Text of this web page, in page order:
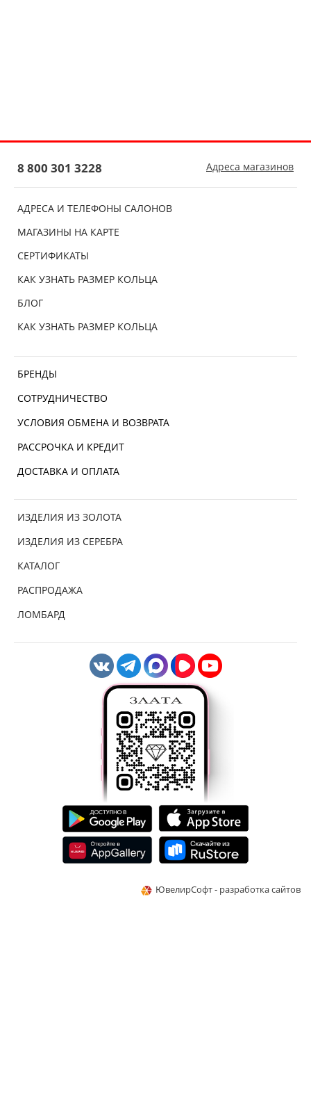
АДРЕСА И ТЕЛЕФОНЫ САЛОНОВ
МАГАЗИНЫ НА КАРТЕ
СЕРТИФИКАТЫ
КАК УЗНАТЬ РАЗМЕР КОЛЬЦА
БЛОГ
КАК УЗНАТЬ РАЗМЕР КОЛЬЦА
БРЕНДЫ
СОТРУДНИЧЕСТВО
УСЛОВИЯ ОБМЕНА И ВОЗВРАТА
РАССРОЧКА И КРЕДИТ
ДОСТАВКА И ОПЛАТА
ИЗДЕЛИЯ ИЗ ЗОЛОТА
ИЗДЕЛИЯ ИЗ СЕРЕБРА
КАТАЛОГ
РАСПРОДАЖА
ЛОМБАРД
8 800 301 3228 Адреса магазинов
ЮвелирСофт - разработка сайтов